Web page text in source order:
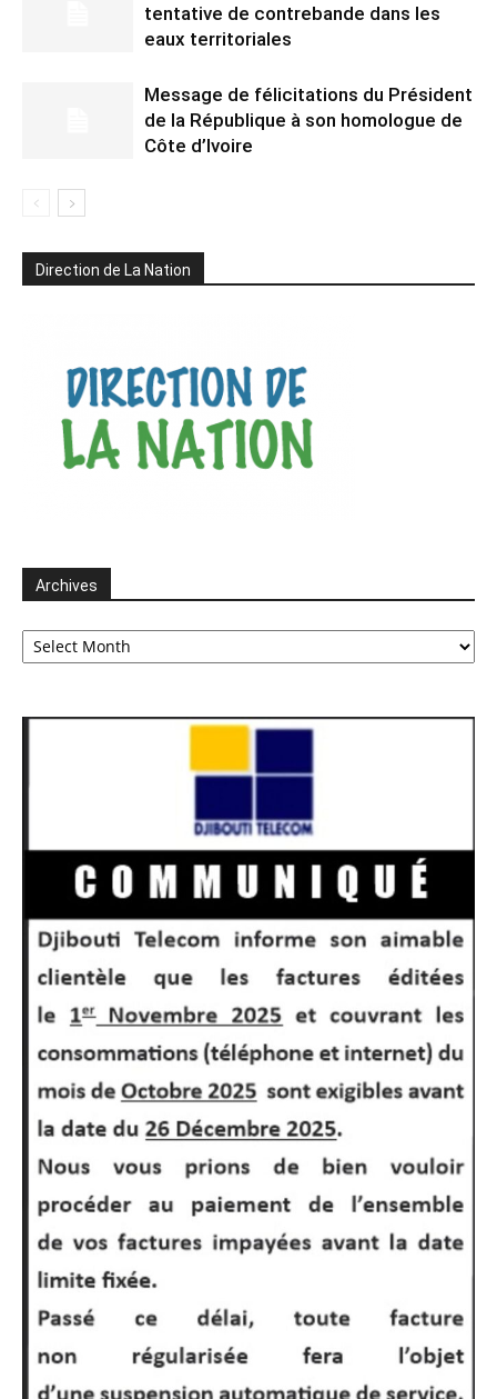
tentative de contrebande dans les
eaux territoriales
Message de félicitations du Président
de la République à son homologue de
Côte d’Ivoire
Direction de La Nation
Archives
Archives